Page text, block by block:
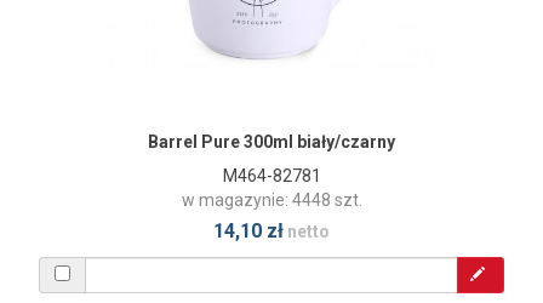
Barrel Pure 300ml biały/czarny
M464-82781
w magazynie: 4448 szt.
14,10 zł netto